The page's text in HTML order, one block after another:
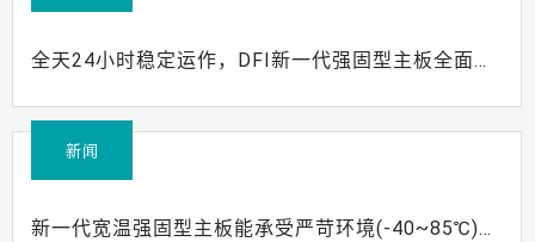
全天24小时稳定运作，DFI新一代强固型主板全面布
新闻
新一代宽温强固型主板能承受严苛环境(-40~85℃)的